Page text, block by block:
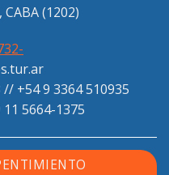
(1202)
// +54 9 3364 510935
11 5664-1375